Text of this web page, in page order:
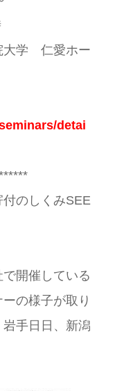
大学 仁愛ホー
detai
のしくみSEE
開催している
の様子が取り
岩手日日、新潟